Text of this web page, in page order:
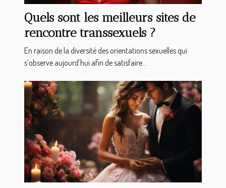
Quels sont les meilleurs sites de
rencontre transsexuels ?
En raison de la diversité des orientations sexuelles qui
s’observe aujourd’hui afin de satisfaire...